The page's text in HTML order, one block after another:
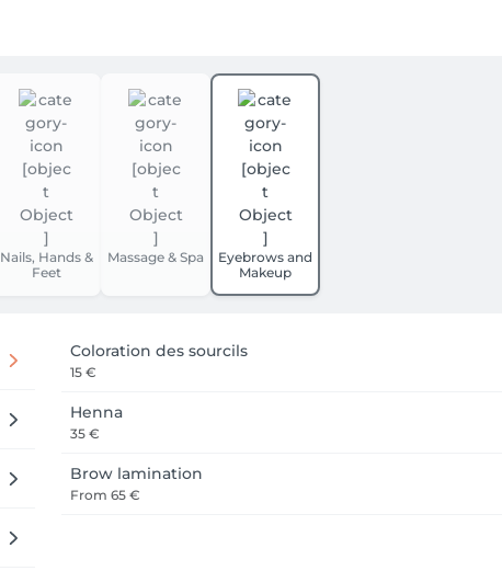
Nails, Hands &
Feet
Massage & Spa
Eyebrows and
Makeup
Coloration des sourcils
15 €
Henna
35 €
Brow lamination
From 65 €